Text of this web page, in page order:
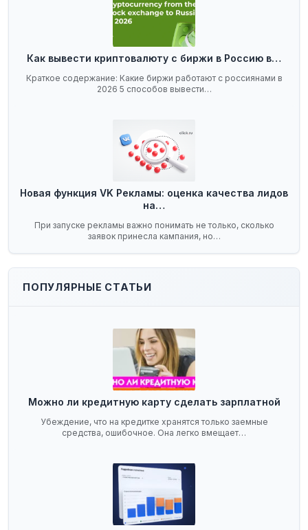
Как вывести криптовалюту с биржи в Россию в…
Краткое содержание: Какие биржи работают с россиянами в
2026 5 способов вывести…
Новая функция VK Рекламы: оценка качества лидов
на…
При запуске рекламы важно понимать не только, сколько
заявок принесла кампания, но…
ПОПУЛЯРНЫЕ СТАТЬИ
Можно ли кредитную карту сделать зарплатной
Убеждение, что на кредитке хранятся только заемные
средства, ошибочное. Она легко вмещает…